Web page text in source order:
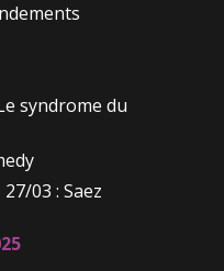
syndrome du
03 : Saez